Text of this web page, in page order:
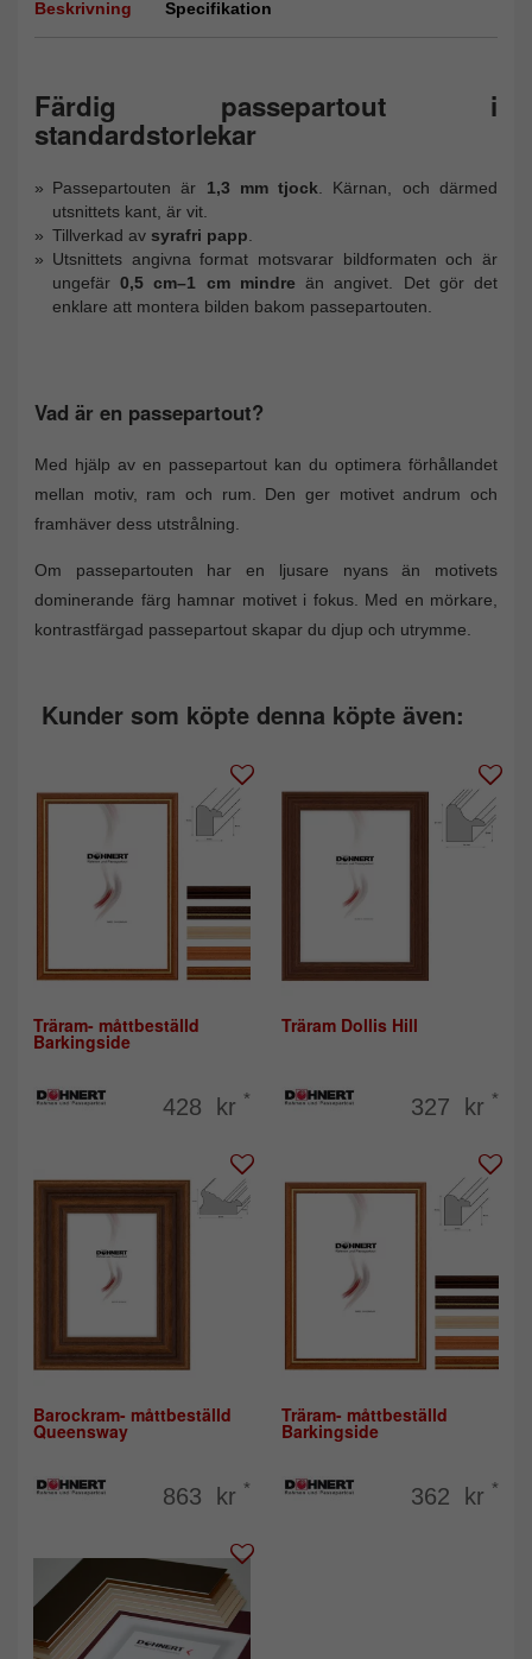
Beskrivning Specifikation
Färdig passepartout i
standardstorlekar
Passepartouten är 1,3 mm tjock . Kärnan, och därmed
utsnittets kant, är vit.
Tillverkad av syrafri papp
Utsnittets angivna format motsvarar bildformaten och är
ungefär0,5 cm–1 cm mindre än angivet. Det gör det
enklare att montera bilden bakom passepartouten.
Vad är en passepartout?
Med hjälp av en passepartout kan du optimera förhållandet
mellan motiv, ram och rum. Den ger motivet andrum och
framhäver dess utstrålning.
Om passepartouten har en ljusare nyans än motivets
dominerande färg hamnar motivet i fokus. Med en mörkare,
kontrastfärgad passepartout skapar du djup och utrymme.
Kunder som köpte denna köpte även:
Träram- måttbeställd
Barkingside
428 kr *
Träram Dollis Hill
327 kr *
Barockram- måttbeställd
Queensway
863 kr *
Träram- måttbeställd
Barkingside
362 kr *